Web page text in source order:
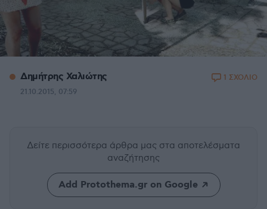
Δημήτρης Χαλιώτης
21.10.2015, 07:59
1 ΣΧΟΛΙΟ
Δείτε περισσότερα άρθρα μας στα αποτελέσματα
αναζήτησης
Add Protothema.gr on Google